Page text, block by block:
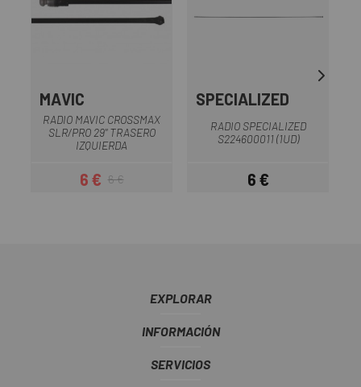
MAVIC
RADIO MAVIC CROSSMAX
SLR/PRO 29" TRASERO
IZQUIERDA
Precio
6 €Precio regular
6 €
SPECIALIZED
RADIO SPECIALIZED
S224600011 (1UD)
Precio
6 €
EXPLORAR
INFORMACIÓN
SERVICIOS